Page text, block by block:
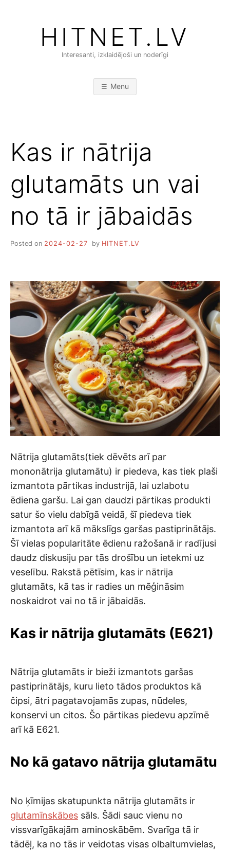
HITNET.LV
Interesanti, izklaidējoši un noderīgi
Menu
Kas ir nātrija
glutamāts un vai
no tā ir jābaidās
Posted on 2024-02-27 by HITNET.LV
Nātrija glutamāts(tiek dēvēts arī par
mononātrija glutamātu) ir piedeva, kas tiek plaši
izmantota pārtikas industrijā, lai uzlabotu
ēdiena garšu. Lai gan daudzi pārtikas produkti
satur šo vielu dabīgā veidā, šī piedeva tiek
izmantota arī kā mākslīgs garšas pastiprinātājs.
Šī vielas popularitāte ēdienu ražošanā ir radījusi
daudz diskusiju par tās drošību un ietekmi uz
veselību. Rakstā pētīsim, kas ir nātrija
glutamāts, kā tas ir radies un mēģināsim
noskaidrot vai no tā ir jābaidās.
Kas ir nātrija glutamāts (E621)
Nātrija glutamāts ir bieži izmantots garšas
pastiprinātājs, kuru lieto tādos produktos kā
čipsi, ātri pagatavojamās zupas, nūdeles,
konservi un citos. Šo pārtikas piedevu apzīmē
arī kā E621.
No kā gatavo nātrija glutamātu
No ķīmijas skatupunkta nātrija glutamāts ir
glutamīnskābes sāls. Šādi sauc vienu no
vissvarīgākajām aminoskābēm. Svarīga tā ir
tādēļ, ka no tās ir veidotas visas olbaltumvielas,